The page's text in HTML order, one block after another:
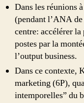
Dans les réunions
(pendant l’ANA
centre: accélérer
postes par la
l’output business.
Dans ce contexte,
marketing (6P),
intemporelles” du